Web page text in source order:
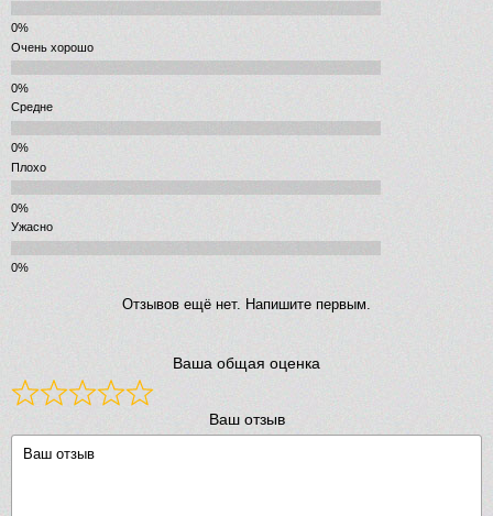
Очень хорошо
Средне
Плохо
Ужасно
Отзывов ещё нет. Напишите первым.
Ваша общая оценка
Ваш отзыв